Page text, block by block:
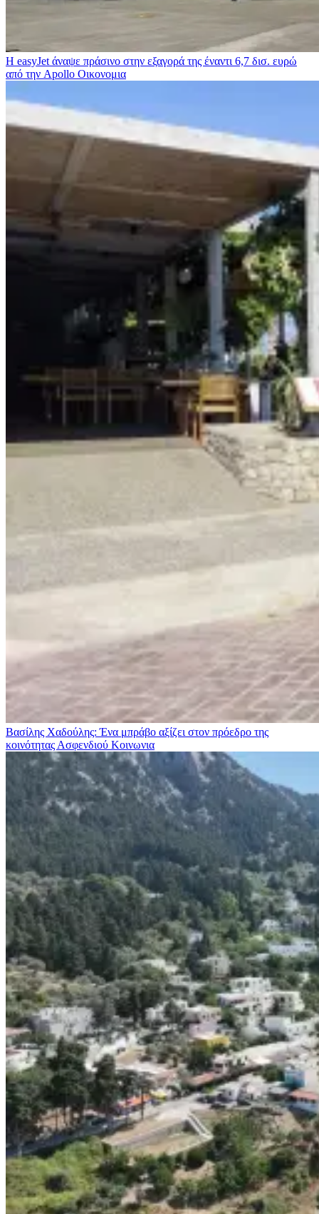
Η easyJet άναψε πράσινο στην εξαγορά της έναντι 6,7 δισ. ευρώ
από την Apollo Οικονομια
Βασίλης Χαδούλης: Ένα μπράβο αξίζει στον πρόεδρο της
κοινότητας Ασφενδιού Κοινωνια